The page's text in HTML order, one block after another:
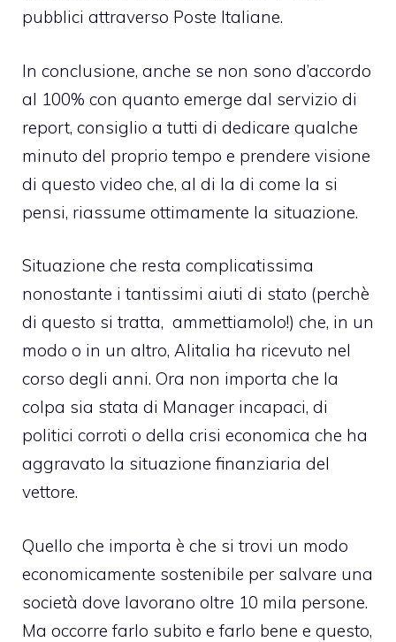
pubblici attraverso Poste Italiane.
In conclusione, anche se non sono d’accordo
al 100% con quanto emerge dal servizio di
report, consiglio a tutti di dedicare qualche
minuto del proprio tempo e prendere visione
di questo video che, al di la di come la si
pensi, riassume ottimamente la situazione.
Situazione che resta complicatissima
nonostante i tantissimi aiuti di stato (perchè
di questo si tratta, ammettiamolo!) che, in un
modo o in un altro, Alitalia ha ricevuto nel
corso degli anni. Ora non importa che la
colpa sia stata di Manager incapaci, di
politici corroti o della crisi economica che ha
aggravato la situazione finanziaria del
vettore.
Quello che importa è che si trovi un modo
economicamente sostenibile per salvare una
società dove lavorano oltre 10 mila persone.
Ma occorre farlo subito e farlo bene e questo,